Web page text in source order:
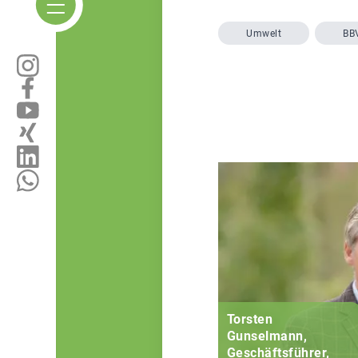
Umwelt
Torsten
Gunselmann,
Geschäftsführer,